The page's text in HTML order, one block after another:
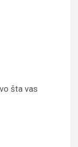
šta vas